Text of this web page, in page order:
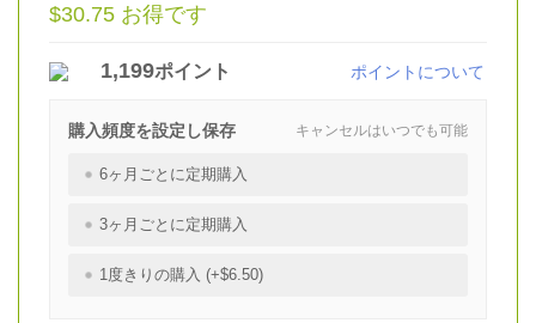
$30.75 お得です
1,199ポイント ポイントについて
キャンセルはいつでも可能
購入頻度を設定し保存
6ヶ月ごとに定期購入
3ヶ月ごとに定期購入
1度きりの購入 (+$6.50)